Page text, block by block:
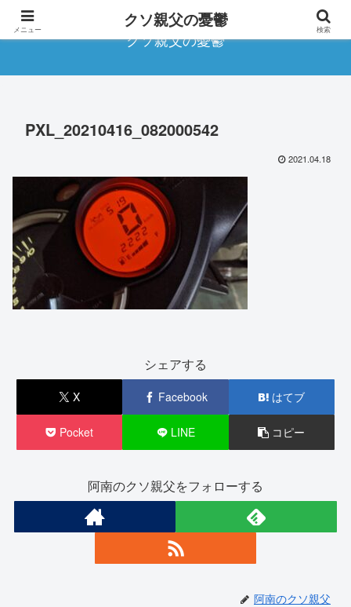
クソ親父の憂鬱
PXL_20210416_082000542
2021.04.18
シェアする
X Facebook はてブ
Pocket LINE コピー
阿南のクソ親父をフォローする
阿南のクソ親父
メニュー クソ親父の憂鬱 検索